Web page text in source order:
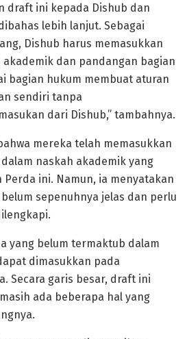
draft ini kepada Dishub dan
lebih lanjut. Sebagai
Dishub harus memasukkan
dan pandangan bagian
bagian hukum membuat aturan
sendiri tanpa
dari Dishub,” tambahnya.
mereka telah memasukkan
naskah akademik yang
ini. Namun, ia menyatakan
sepenuhnya jelas dan perlu
yang belum termaktub dalam
dimasukkan pada
Secara garis besar, draft ini
ada beberapa hal yang